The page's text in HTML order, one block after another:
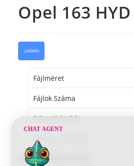
Opel 163 HYD
Letöltés
Fájlméret
Fájlok Száma
Dátumkészítés
Utoljára frissített
Opel 163 HYD
CHAT AGENT